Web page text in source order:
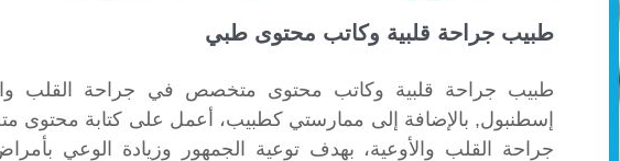
طبيب جراحة قلبية وكاتب محتوى طبي
طبيب جراحة قلبية وكاتب محتوى متخصص في جراحة القلب
إسطنبول, بالإضافة إلى ممارستي كطبيب، أعمل على كتابة
جراحة القلب والأوعية، بهدف توعية الجمهور وزيادة الوعي